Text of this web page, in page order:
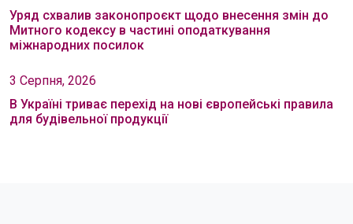
Уряд схвалив законопроєкт щодо внесення змін до
Митного кодексу в частині оподаткування
міжнародних посилок
3 Серпня, 2026
В Україні триває перехід на нові європейські правила
для будівельної продукції